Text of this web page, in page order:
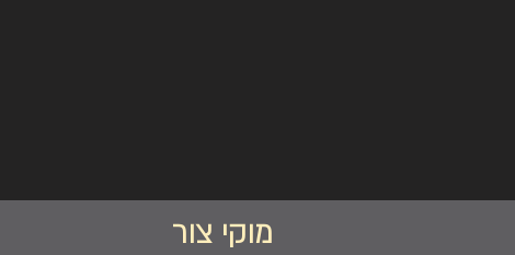
מוקי צור